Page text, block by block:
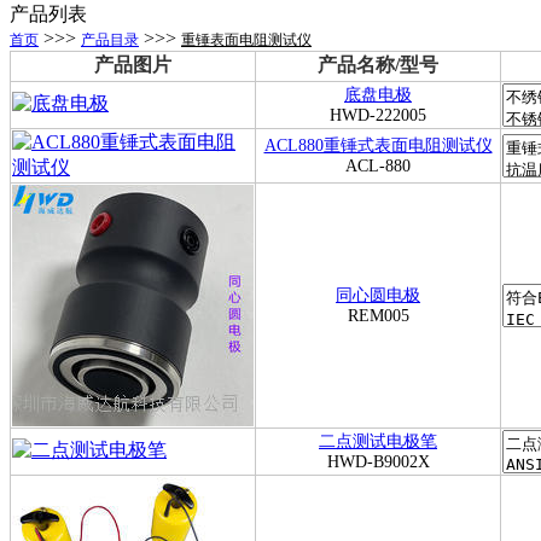
产品列表
首页 >>> 产品目录 >>> 重锤表面电阻测试仪
产品图片 产品名称/型号
底盘电极
HWD-222005
ACL880重锤式表面电阻测试仪
ACL-880
同心圆电极
REM005
二点测试电极笔
HWD-B9002X